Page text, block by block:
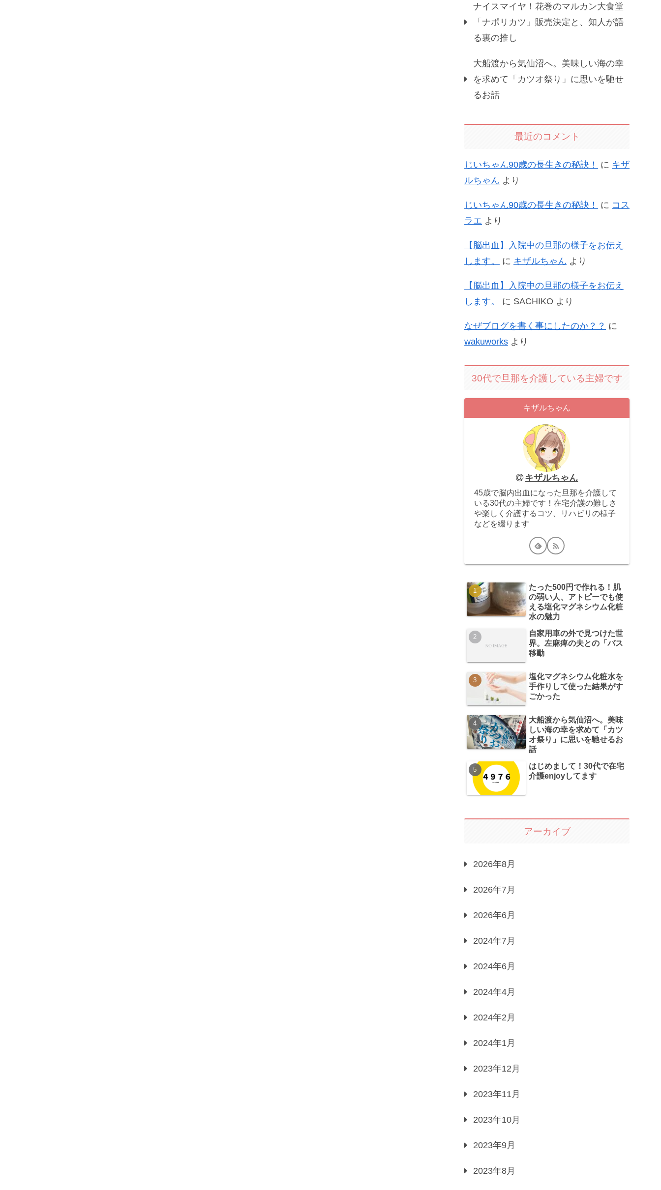
ナイスマイヤ！花巻のマルカン大食堂
「ナポリカツ」販売決定と、知人が語
る裏の推し
大船渡から気仙沼へ。美味しい海の幸
を求めて「カツオ祭り」に思いを馳せ
るお話
最近のコメント
じいちゃん90歳の長生きの秘訣！ に キザ
ルちゃん より
じいちゃん90歳の長生きの秘訣！ に コス
ラエ より
【脳出血】入院中の旦那の様子をお伝え
します。
に キザルちゃん より
【脳出血】入院中の旦那の様子をお伝え
します。
に SACHIKO より
なぜブログを書く事にしたのか？？ に
wakuworks より
30代で旦那を介護している主婦です
キザルちゃん
キザルちゃん
45歳で脳内出血になった旦那を介護して
いる30代の主婦です！在宅介護の難しさ
や楽しく介護するコツ、リハビリの様子
などを綴ります
たった500円で作れる！肌
の弱い人、アトピーでも使
える塩化マグネシウム化粧
水の魅力
自家用車の外で見つけた世
界。左麻痺の夫との「バス
移動
塩化マグネシウム化粧水を
手作りして使った結果がす
ごかった
大船渡から気仙沼へ。美味
しい海の幸を求めて「カツ
オ祭り」に思いを馳せるお
話
はじめまして！30代で在宅
介護enjoyしてます
アーカイブ
2026年8月
2026年7月
2026年6月
2024年7月
2024年6月
2024年4月
2024年2月
2024年1月
2023年12月
2023年11月
2023年10月
2023年9月
2023年8月